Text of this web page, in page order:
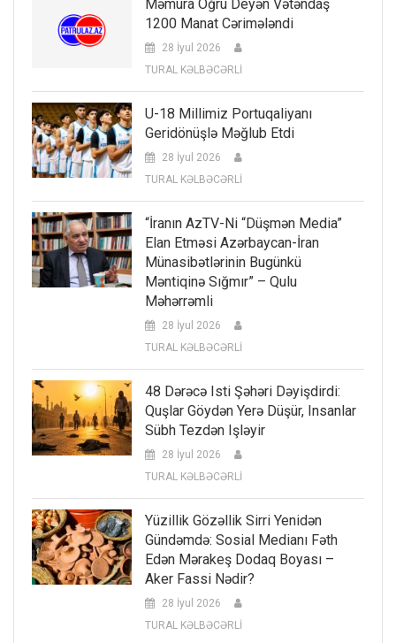
Məmura Oğru Deyən Vətəndaş
1200 Manat Cərimələndi
28 İyul 2026
TURAL KƏLBƏCƏRLİ
U-18 Millimiz Portuqaliyanı
Geridönüşlə Məğlub Etdi
28 İyul 2026
TURAL KƏLBƏCƏRLİ
“İranın AzTV-Ni “düşmən Media”
Elan Etməsi Azərbaycan-İran
Münasibətlərinin Bugünkü
Məntiqinə Sığmır” – Qulu
Məhərrəmli
28 İyul 2026
TURAL KƏLBƏCƏRLİ
48 Dərəcə Isti Şəhəri Dəyişdirdi:
Quşlar Göydən Yerə Düşür, Insanlar
Sübh Tezdən Işləyir
28 İyul 2026
TURAL KƏLBƏCƏRLİ
Yüzillik Gözəllik Sirri Yenidən
Gündəmdə: Sosial Medianı Fəth
Edən Mərakeş Dodaq Boyası –
Aker Fassi Nədir?
28 İyul 2026
TURAL KƏLBƏCƏRLİ